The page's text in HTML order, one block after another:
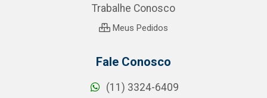
Trabalhe Conosco
Meus Pedidos
Fale Conosco
(11) 3324-6409